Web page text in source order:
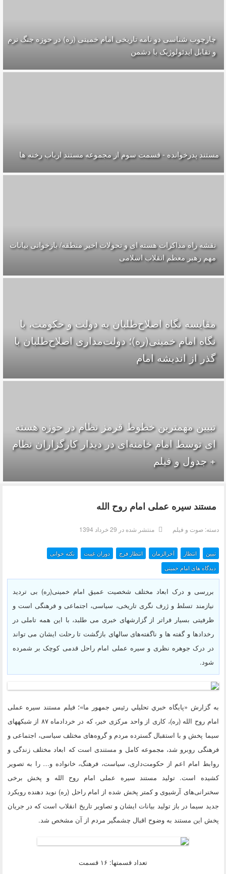
چارچوب شناسی دو نامه تاریخی امام خمینی (ره) در حوزه جنگ نرم
و تقابل ایدئولوژیک با دشمن
مستند پدرخوانده - قسمت سوم از مجموعه مستند ارباب رخنه ها
نقشه راه مذاکرات هسته ای و تحولات اخیر منطقه/ بازخوانی بیانات
مهم رهبر معظم انقلاب اسلامی
مقایسه‌ نگاه اصلاح‌طلبان به دولت و حکومت، با
نگاه امام خمینی(ره)؛ دولت‌مداری اصلاح‌طلبان با
گذر از اندیشه امام
تبیین مهمترین خطوط قرمز نظام در حوزه هسته
ای توسط امام خامنه‌ای در دیدار کارگزاران نظام
+ جدول و فیلم
مستند سیره عملی امام روح الله
دسته:صوت و فیلم منتشر شده در 29 خرداد 1394
تبیین انتظار آخرالزمان انتظار فرج دوران غیبت
نکته خوانی
دیدگاه های امام خمینی
بررسی و درک ابعاد مختلف شخصیت عمیق امام خمینی(ره) بی تردید
نیازمند تسلط و ژرف نگری تاریخی، سیاسی، اجتماعی و فرهنگی است و
ظرفیتی بسیار فراتر از گزارشهای خبری می طلبد، با این همه تاملی در
رخدادها و گفته ها و ناگفته­‌های سال­های بازگشت تا رحلت ایشان می تواند
در درک جوهره نظری و سیره عملی امام راحل قدمی کوچک بر شمرده
شود.
به گزارش «پايگاه خبري تحليلي رئيس جمهور ما»؛ فیلم مستند سیره عملی
امام روح الله (ره)
، کاری از واحد مرکزی خبر، که در خردادماه ۸۷ از شبکه­های
سیما پخش و با استقبال گسترده مردم و گروه‌های مختلف سیاسی، اجتماعی و
فرهنگی روبرو شد، مجموعه کامل و مستندی است که ابعاد مختلف زندگی و
روابط امام اعم از حکومت‌داری، سیاست، فرهنگ، خانواده و… را به تصویر
کشیده است. تولید مستند سیره عملی امام روح الله و پخش برخی
سخنرانی‌های آرشیوی و کمتر پخش شده از امام راحل (ره) نوید دهنده رویکرد
جدید سیما در باز تولید بیانات ایشان و تصاویر تاریخ انقلاب است که در جریان
پخش این مستند به وضوح اقبال چشمگیر مردم از آن مشخص شد.
تعداد قسمت­ها: ۱۶ قسمت